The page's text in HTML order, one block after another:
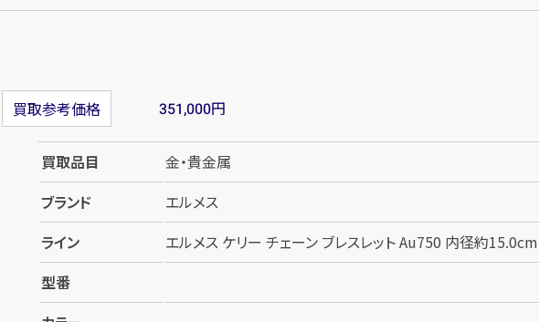
買取参考価格 351,000円
買取品目
金・貴金属
ブランド
エルメス
ライン
エルメス ケリー チェーン ブレスレット Au750 内径約15.0cm
型番